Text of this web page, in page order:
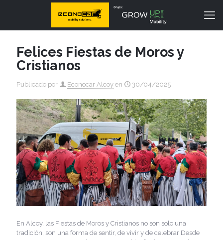
Felices Fiestas de Moros y
Cristianos
Publicado por Econocar Alcoy en 30/04/2025
En Alcoy, las Fiestas de Moros y Cristianos no son solo una
tradición, son una forma de sentir, de vivir y de celebrar Desde